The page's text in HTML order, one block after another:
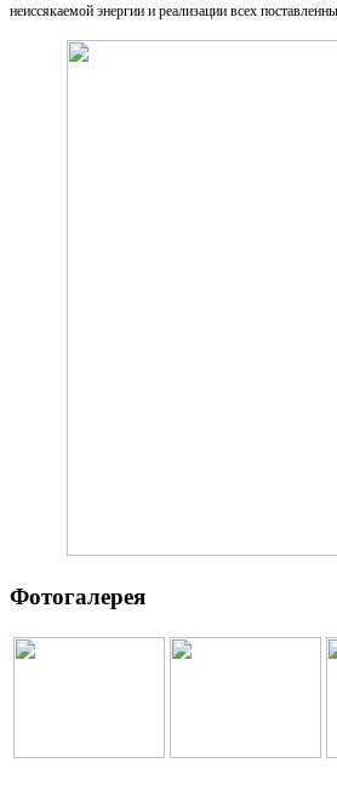
неиссякаемой энергии и реализации всех
Фотогалерея